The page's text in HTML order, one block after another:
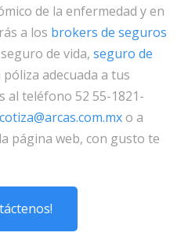
de la enfermedad y en
a los brokers de seguros
de vida, seguro de
póliza adecuada a tus
al teléfono 52 55-1821-
cotiza@arcas.com.mxo a
página web, con gusto te